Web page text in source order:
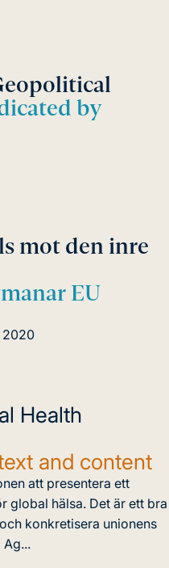
by
mot den inre
EU
2020
Health
and content
att presentera ett
global hälsa. Det är ett bra
konkretisera unionens